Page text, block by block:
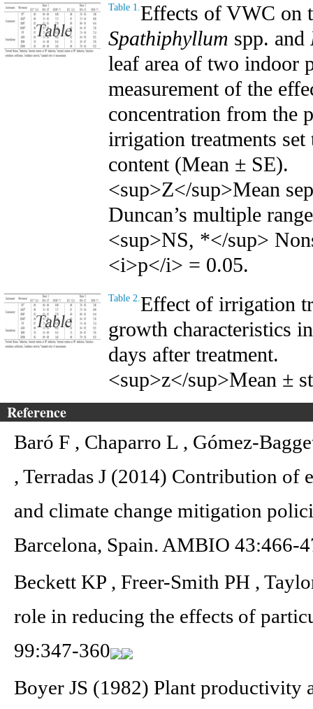
Table 1. Effects of VWC on
Spathiphyllum spp. and
leaf area of two indoor
measurement of the
concentration from the
irrigation treatments
content (Mean ± SE).
<sup>Z</sup>Mean
Duncan’s multiple
<sup>NS, *</sup>
<i>p</i> = 0.05.
Table 2. Effect of irrigation
growth characteristics
days after treatment.
<sup>z</sup>Mean ±
Reference
Baró F , Chaparro L , Gómez-
, Terradas J (2014) Contribution of
and climate change mitigation
Barcelona, Spain. AMBIO 43:466-
Beckett KP , Freer-Smith PH ,
role in reducing the effects of
99:347-360
Boyer JS (1982) Plant productivity